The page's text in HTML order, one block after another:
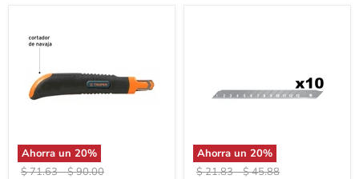
Ahorra un 20%
Precio
$ 71.63-Precio
$ 90.00
Ahorra un 20%
Precio
$ 21.83-Precio
$ 45.88